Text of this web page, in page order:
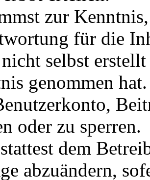
zur
für die
selbst
genommen
oder zu sperren.
dem
abzuändern,